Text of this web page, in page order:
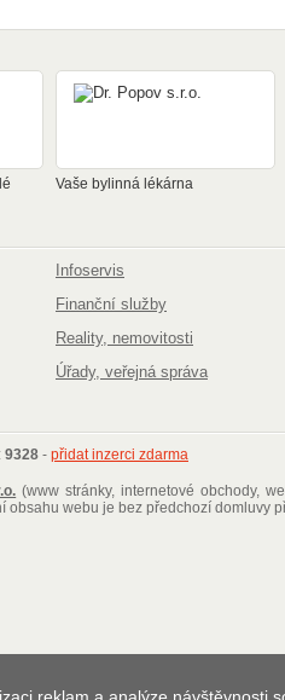
Vaše bylinná lékárna
Infoservis
Finanční služby
Reality, nemovitosti
Úřady, veřejná správa
9328 - přidat inzerci zdarma
(www stránky, internetové obchody,
obsahu webu je bez předchozí domluvy